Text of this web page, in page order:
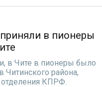
в пионеры
в Чите в пионеры было
Читинского района,
отделения КПРФ.